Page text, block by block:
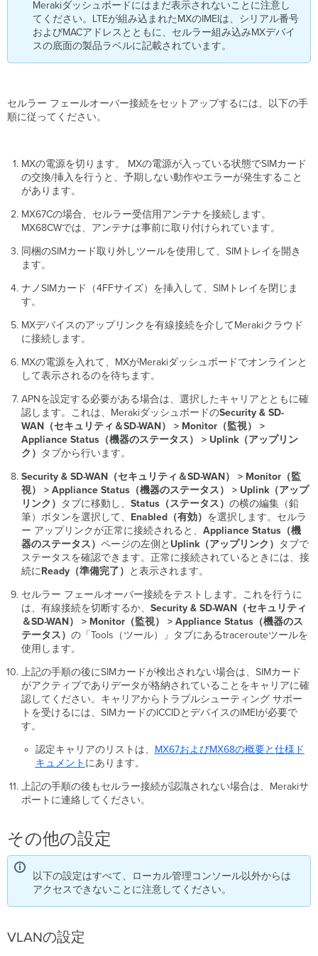
Merakiダッシュボードにはまだ表示されないことに注意し
てください。LTEが組み込まれたMXのIMEIは、シリアル番号
およびMACアドレスとともに、セルラー組み込みMXデバイ
スの底面の製品ラベルに記載されています。
セルラー フェールオーバー接続をセットアップするには、以下の手
順に従ってください。
MXの電源を切ります。 MXの電源が入っている状態でSIMカード
の交換/挿入を行うと、予期しない動作やエラーが発生すること
があります。
MX67Cの場合、セルラー受信用アンテナを接続します。
MX68CWでは、アンテナは事前に取り付けられています。
同梱のSIMカード取り外しツールを使用して、SIMトレイを開き
ます。
ナノSIMカード（4FFサイズ）を挿入して、SIMトレイを閉じま
す。
MXデバイスのアップリンクを有線接続を介してMerakiクラウド
に接続します。
MXの電源を入れて、MXがMerakiダッシュボードでオンラインと
して表示されるのを待ちます。
APNを設定する必要がある場合は、選択したキャリアとともに確
認します。これは、MerakiダッシュボードのSecurity & SD-
WAN（セキュリティ＆SD-WAN） > Monitor（監視） >
Appliance Status（機器のステータス） > Uplink（アップリン
ク） タブから行います。
Security & SD-WAN（セキュリティ＆SD-WAN） > Monitor（監
視） > Appliance Status（機器のステータス） > Uplink（アップ
リンク） タブに移動し、 Status（ステータス） の横の編集（鉛
筆）ボタンを選択して、 Enabled（有効） を選択します。セルラ
ー アップリンクが正常に接続されると、 ApplianceStatus（機
器のステータス） ページの左側と Uplink（アップリンク） タブで
ステータスを確認できます。正常に接続されているときには、接
続にReady（準備完了） と表示されます。
セルラー フェールオーバー接続をテストします。これを行うに
は、有線接続を切断するか、 Security & SD-WAN（セキュリティ
＆SD-WAN） > Monitor（監視） > Appliance Status（機器のス
テータス） の「Tools（ツール）」タブにあるtracerouteツールを
使用します。
上記の手順の後にSIMカードが検出されない場合は、SIMカード
がアクティブでありデータが格納されていることをキャリアに確
認してください。キャリアからトラブルシューティング サポー
トを受けるには、SIMカードのICCIDとデバイスのIMEIが必要で
す。
認定キャリアのリストは、 MX67およびMX68の概要と仕様ド
キュメント にあります。
上記の手順の後もセルラー接続が認識されない場合は、Merakiサ
ポートに連絡してください。
その他の設定
以下の設定はすべて、ローカル管理コンソール以外からは
アクセスできないことに注意してください。
VLANの設定